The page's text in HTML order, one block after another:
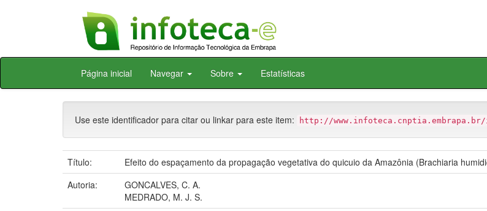
Skip
Página inicial Navegar Sobre Estatísticas
Use este identificador para citar ou linkar para este item: http://www.infoteca.cnptia.embrapa.br/
Título:
Efeito do espaçamento da propagação vegetativa do quicuio da Amazônia (Brachiaria
Autoria:
GONCALVES, C. A.
MEDRADO, M. J. S.